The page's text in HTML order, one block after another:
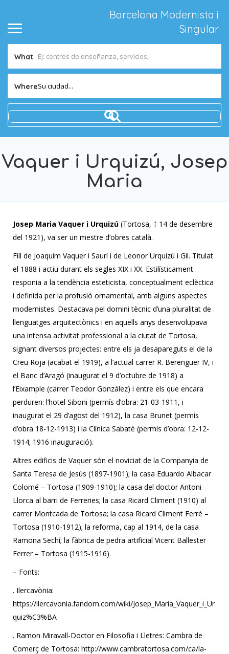
Barcelona Modernista i
Singular
What
WhereSu ciudad...
Vaquer i Urquizú, Josep
Maria
Josep Maria Vaquer i Urquizú (Tortosa, † 14 de desembre
del 1921), va ser un mestre d’obres català.
Fill de Joaquim Vaquer i Saurí i de Leonor Urquizú i Gil. Titulat
el 1888 i actiu durant els segles XIX i XX. Estilísticament
responia a la tendència esteticista, conceptualment eclèctica
i definida per la profusió ornamental, amb alguns aspectes
modernistes. Destacava pel domini tècnic d’una pluralitat de
llenguatges arquitectònics i en aquells anys desenvolupava
una intensa activitat professional a la ciutat de Tortosa,
signant diversos projectes: entre els ja desapareguts el de la
Creu Roja (acabat el 1919), a l’actual carrer R. Berenguer IV, i
el Banc d’Aragó (inaugurat el 9 d’octubre de 1918) a
l’Eixample (carrer Teodor González) i entre els que encara
perduren: l’hotel Siboni (permís d’obra: 21-03-1911, i
inaugurat el 29 d’agost del 1912), la casa Brunet (permís
d’obra 18-12-1913) i la Clínica Sabaté (permís d’obra: 12-12-
1914; 1916 inauguració).
Altres edificis de Vaquer són el noviciat de la Companyia de
Santa Teresa de Jesús (1897-1901); la casa Eduardo Albacar
Colomé – Tortosa (1909-1910); la casa del doctor Antoni
Llorca al barri de Ferreries; la casa Ricard Climent (1910) al
carrer Montcada de Tortosa; la casa Ricard Climent Ferré –
Tortosa (1910-1912); la reforma, cap al 1914, de la casa
Ramona Sechí; la fàbrica de pedra artificial Vicent Ballester
Ferrer – Tortosa (1915-1916).
– Fonts:
. Ilercavònia:
https://ilercavonia.fandom.com/wiki/Josep_Maria_Vaquer_i_Ur
quiz%C3%BA
. Ramon Miravall-Doctor en Filosofia i Lletres: Cambra de
Comerç de Tortosa: http://www.cambratortosa.com/ca/la-